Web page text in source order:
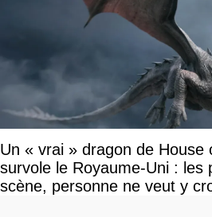
Un « vrai » dragon de House
survole le Royaume-Uni : les
scène, personne ne veut y